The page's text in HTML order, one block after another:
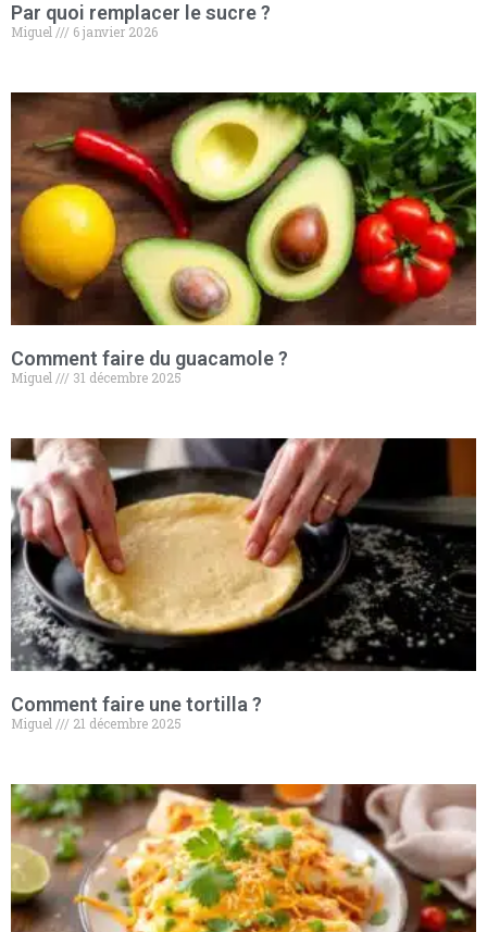
Par quoi remplacer le sucre​​ ?
Miguel 6 janvier 2026
Comment faire du guacamole​ ?
Miguel 31 décembre 2025
Comment faire une tortilla​ ?
Miguel 21 décembre 2025